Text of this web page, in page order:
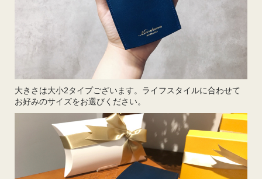
大きさは大小2タイプございます。ライフスタイルに合わせて
お好みのサイズをお選びください。